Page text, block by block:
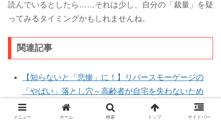
読んでいるとしたら……それは少し、自分の「裁量」を疑
ってみるタイミングかもしれませんね。
関連記事
【知らないと「悲惨」に！】リバースモーゲージの
「やばい」落とし穴～高齢者が自宅を失わないため
の全知識～
【知らないと絶対後悔！】リースバックの「やば
メニュー ホーム 検索 トップ サイドバー